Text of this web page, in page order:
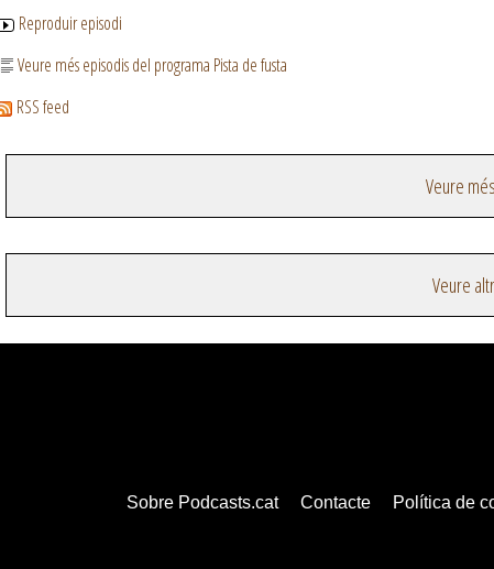
Reproduir episodi
Veure més episodis del programa Pista de fusta
RSS feed
Veure
Veure
Sobre Podcasts.cat Contacte Política de